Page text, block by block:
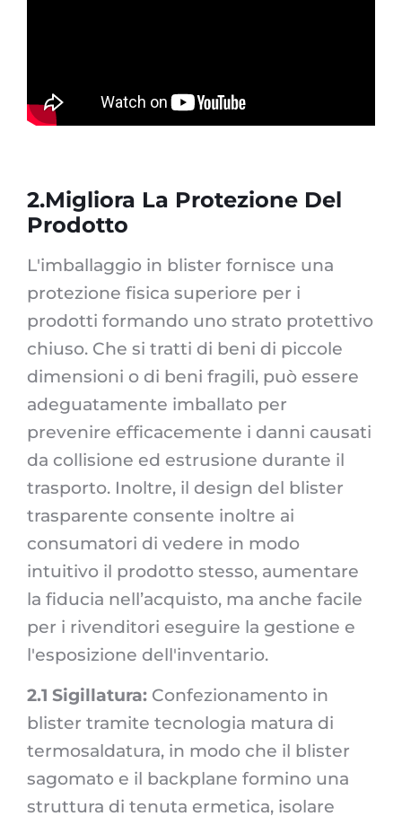
2.Migliora La Protezione Del
Prodotto
L'imballaggio in blister fornisce una
protezione fisica superiore per i
prodotti formando uno strato protettivo
chiuso. Che si tratti di beni di piccole
dimensioni o di beni fragili, può essere
adeguatamente imballato per
prevenire efficacemente i danni causati
da collisione ed estrusione durante il
trasporto. Inoltre, il design del blister
trasparente consente inoltre ai
consumatori di vedere in modo
intuitivo il prodotto stesso, aumentare
la fiducia nell’acquisto, ma anche facile
per i rivenditori eseguire la gestione e
l'esposizione dell'inventario.
2.1 Sigillatura: Confezionamento in
blister tramite tecnologia matura di
termosaldatura, in modo che il blister
sagomato e il backplane formino una
struttura di tenuta ermetica, isolare